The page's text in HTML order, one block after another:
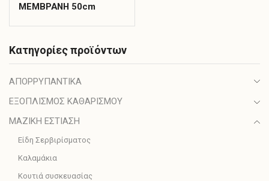
ΜΕΜΒΡΑΝΗ 50cm
Κατηγορίες προϊόντων
ΑΠΟΡΡΥΠΑΝΤΙΚΑ
ΕΞΟΠΛΙΣΜΟΣ ΚΑΘΑΡΙΣΜΟΥ
ΜΑΖΙΚΗ ΕΣΤΙΑΣΗ
Είδη Σερβιρίσματος
Καλαμάκια
Κουτιά συσκευασίας